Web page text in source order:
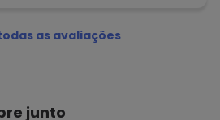
as avaliações
junto